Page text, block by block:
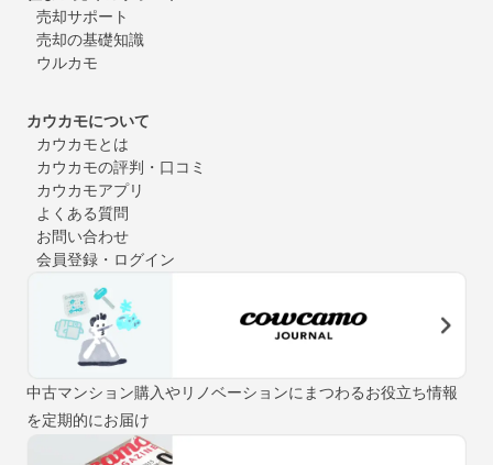
売却サポート
売却の基礎知識
ウルカモ
カウカモについて
カウカモとは
カウカモの評判・口コミ
カウカモアプリ
よくある質問
お問い合わせ
会員登録・ログイン
中古マンション購入やリノベーションにまつわるお役立ち情報
を定期的にお届け